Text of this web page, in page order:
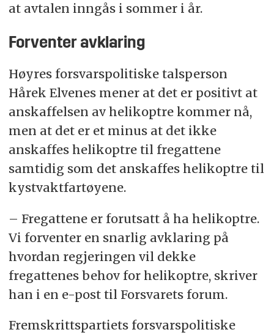
at avtalen inngås i sommer i år.
Forventer avklaring
Høyres forsvarspolitiske talsperson
Hårek Elvenes mener at det er positivt at
anskaffelsen av helikoptre kommer nå,
men at det er et minus at det ikke
anskaffes helikoptre til fregattene
samtidig som det anskaffes helikoptre til
kystvaktfartøyene.
– Fregattene er forutsatt å ha helikoptre.
Vi forventer en snarlig avklaring på
hvordan regjeringen vil dekke
fregattenes behov for helikoptre, skriver
han i en e-post til Forsvarets forum.
Fremskrittspartiets forsvarspolitiske